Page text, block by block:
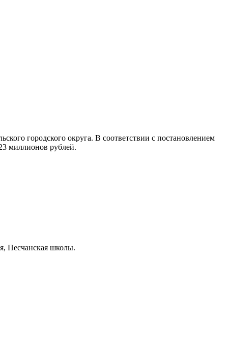
городского округа. В соответствии с постановлением
миллионов рублей.
Песчанская школы.